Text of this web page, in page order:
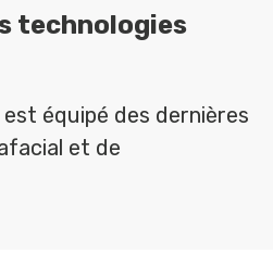
technologies
équipé des dernières
et de